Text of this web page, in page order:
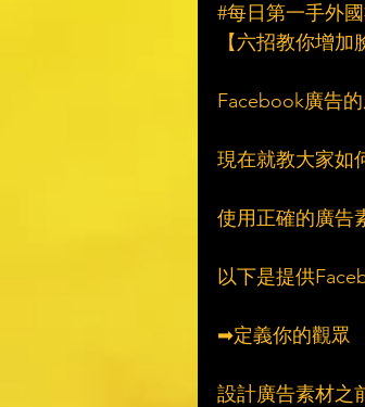
#每日第一手外
【六招教你增
Facebook廣告
現在就教大家如
使用正確的廣告
以下是提供
➡定義你的觀眾
設計廣告素材之